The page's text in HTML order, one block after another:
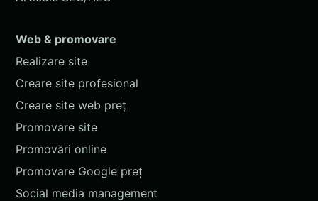
Web & promovare
Realizare site
Creare site profesional
Creare site web preț
Promovare site
Promovări online
Promovare Google preț
Social media management